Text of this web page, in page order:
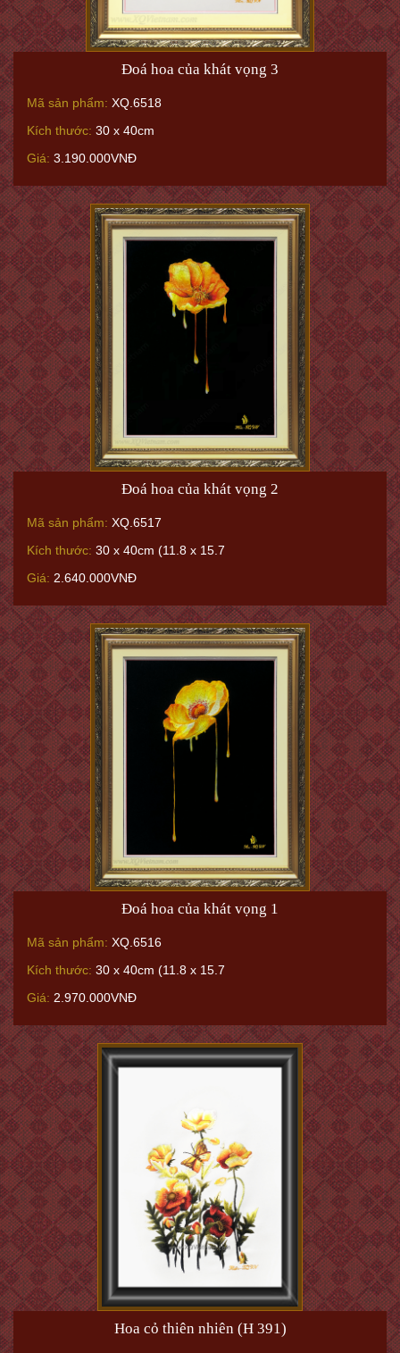
Đoá hoa của khát vọng 3
Mã sản phẩm: XQ.6518
Kích thước: 30 x 40cm
Giá: 3.190.000VNĐ
Đoá hoa của khát vọng 2
Mã sản phẩm: XQ.6517
Kích thước: 30 x 40cm (11.8 x 15.7
Giá: 2.640.000VNĐ
Đoá hoa của khát vọng 1
Mã sản phẩm: XQ.6516
Kích thước: 30 x 40cm (11.8 x 15.7
Giá: 2.970.000VNĐ
Hoa cỏ thiên nhiên (H 391)